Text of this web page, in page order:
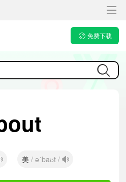
免费下载
美 / əˈbaʊt /